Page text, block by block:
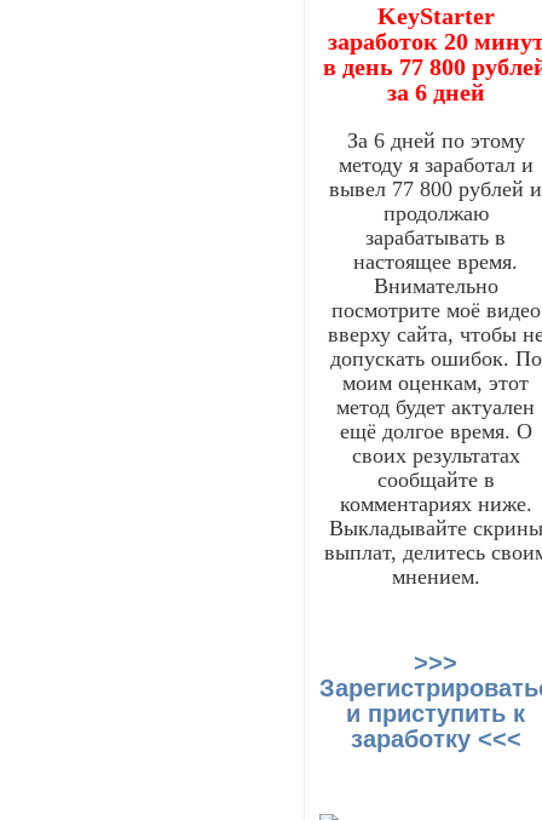
KeyStarter
заработок 20
в день 77 800
за 6 дней
За 6 дней по этому
методу я заработал и
вывел 77 800 рублей и
продолжаю
зарабатывать в
настоящее время.
Внимательно
посмотрите моё видео
вверху сайта, чтобы
допускать ошибок. По
моим оценкам, этот
метод будет актуален
ещё долгое время. О
своих результатах
сообщайте в
комментариях ниже.
Выкладывайте скрины
выплат, делитесь
мнением.
>>>
и приступить к
заработку <<<